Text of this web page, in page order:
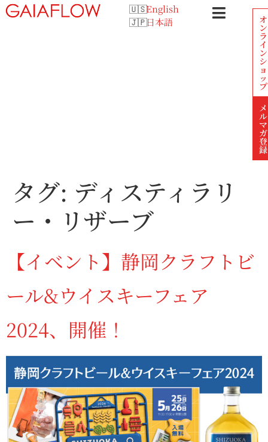
English
日本語
オ
ン
ラ
イ
ン
シ
ョ
ッ
プ
メ
ル
マ
ガ
登
録
タグ: ディスティラリ
ー・リザーブ
【イベント】静岡クラフトビ
ール&ウイスキーフェア
2024、開催！